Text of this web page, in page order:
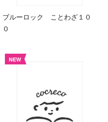
ブルーロック ことわざ１０
０
NEW